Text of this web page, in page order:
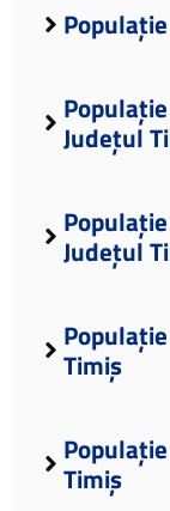
Județul
Județul
Timiș
Timiș